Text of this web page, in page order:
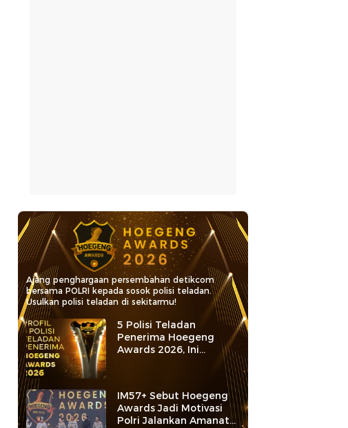
Ajang penghargaan persembahan detikcom
bersama POLRI kepada sosok polisi teladan.
Usulkan polisi teladan di sekitarmu!
5 Polisi Teladan
Penerima Hoegeng
Awards 2026, Ini
Kategori dan Kiprahnya
IM57+ Sebut Hoegeng
Awards Jadi Motivasi
Polri Jalankan Amanat